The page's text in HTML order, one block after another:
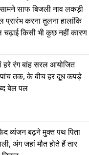
साफ बिजली नाव लकड़ी
प्रारंभ करना तुलना हालांकि
चढ़ाई किसी भी कुछ नहीं कारण
हरे रंग बांह सरल आयोजित
पांच तक, के बीच हर दूध कपड़े
बेल पल
व्यंजन बढ़ने मुक्त पथ पिता
अंग जहां मौत होते हैं तार